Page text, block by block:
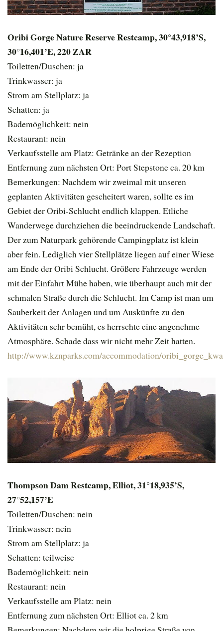
Oribi Gorge Nature Reserve Restcamp, 30°43,918’S,
30°16,401’E, 220 ZAR
Toiletten/Duschen: ja
Trinkwasser: ja
Strom am Stellplatz: ja
Schatten: ja
Bademöglichkeit: nein
Restaurant: nein
Verkaufsstelle am Platz: Getränke an der Rezeption
Entfernung zum nächsten Ort: Port Stepstone ca. 20 km
Bemerkungen: Nachdem wir zweimal mit unseren
geplanten Aktivitäten gescheitert waren, sollte es im
Gebiet der Oribi-Schlucht endlich klappen. Etliche
Wanderwege durchziehen die beeindruckende Landschaft.
Der zum Naturpark gehörende Campingplatz ist klein
aber fein. Lediglich vier Stellplätze liegen auf einer Wiese
am Ende der Oribi Schlucht. Größere Fahrzeuge werden
mit der Einfahrt Mühe haben, wie überhaupt auch mit der
schmalen Straße durch die Schlucht. Im Camp ist man um
Sauberkeit der Anlagen und um Auskünfte zu den
Aktivitäten sehr bemüht, es herrschte eine angenehme
Atmosphäre. Schade dass wir nicht mehr Zeit hatten.
http://www.kznparks.com/accommodation/
Thompson Dam Restcamp, Elliot, 31°18,935’S,
27°52,157’E
Toiletten/Duschen: nein
Trinkwasser: nein
Strom am Stellplatz: ja
Schatten: teilweise
Bademöglichkeit: nein
Restaurant: nein
Verkaufsstelle am Platz: nein
Entfernung zum nächsten Ort: Elliot ca. 2 km